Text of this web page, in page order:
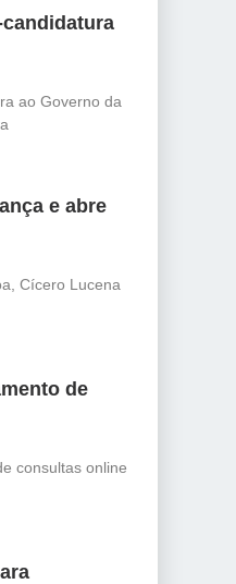
ao Governo da
e abre
Cícero Lucena
de
consultas online